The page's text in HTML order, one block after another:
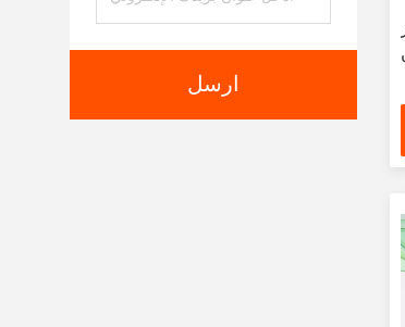
ارسل